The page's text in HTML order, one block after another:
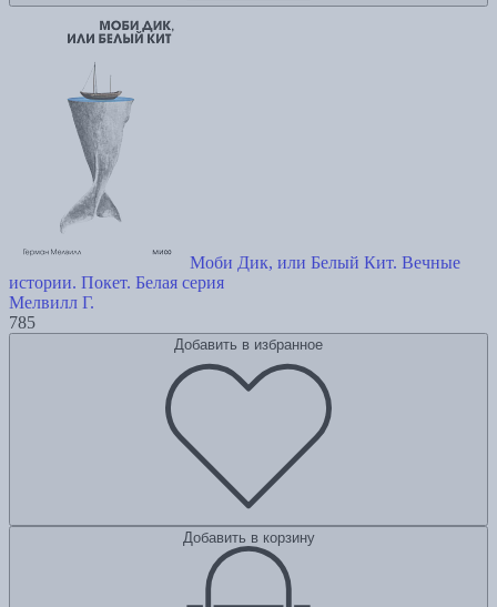
Моби Дик, или Белый Кит. Вечные
истории. Покет. Белая серия
Мелвилл Г.
785
Добавить в избранное
Добавить в корзину